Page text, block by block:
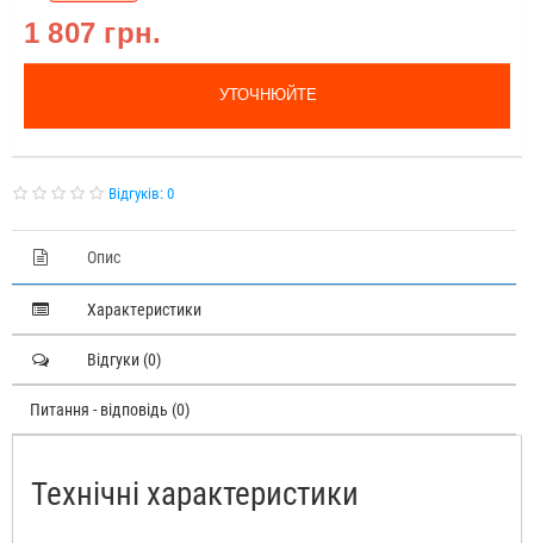
1 807 грн.
УТОЧНЮЙТЕ
Відгуків: 0
Опис
Характеристики
Відгуки (0)
Питання - відповідь (0)
Технічні характеристики